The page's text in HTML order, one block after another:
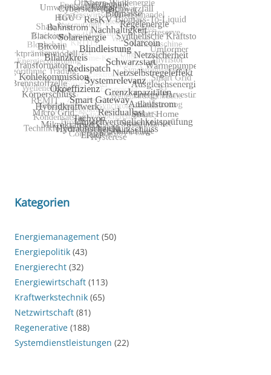
Kategorien
Energiemanagement (50)
Energiepolitik (43)
Energierecht (32)
Energiewirtschaft (113)
Kraftwerkstechnik (65)
Netzwirtschaft (81)
Regenerative (188)
Systemdienstleistungen (22)